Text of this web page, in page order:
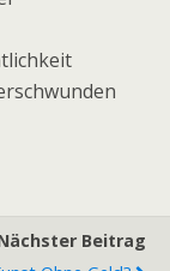
Beitrag